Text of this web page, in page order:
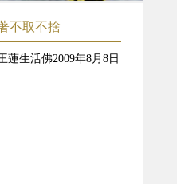
不取不捨
生活佛2009年8月8日